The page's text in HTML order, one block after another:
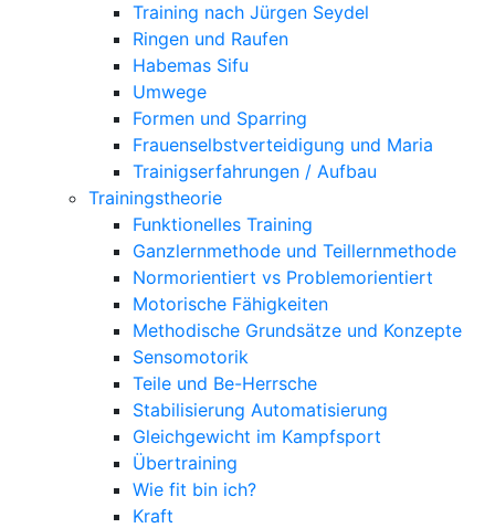
Training nach Jürgen Seydel
Ringen und Raufen
Habemas Sifu
Umwege
Formen und Sparring
Frauenselbstverteidigung und Maria
Trainigserfahrungen / Aufbau
Trainingstheorie
Funktionelles Training
Ganzlernmethode und Teillernmethode
Normorientiert vs Problemorientiert
Motorische Fähigkeiten
Methodische Grundsätze und Konzepte
Sensomotorik
Teile und Be-Herrsche
Stabilisierung Automatisierung
Gleichgewicht im Kampfsport
Übertraining
Wie fit bin ich?
Kraft